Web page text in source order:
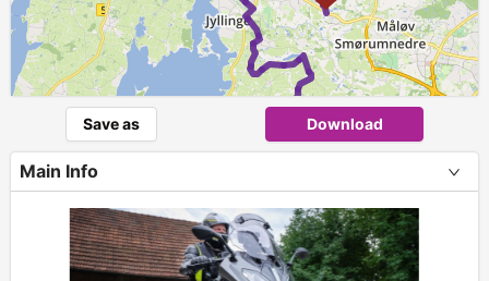
Save as Download
Main Info